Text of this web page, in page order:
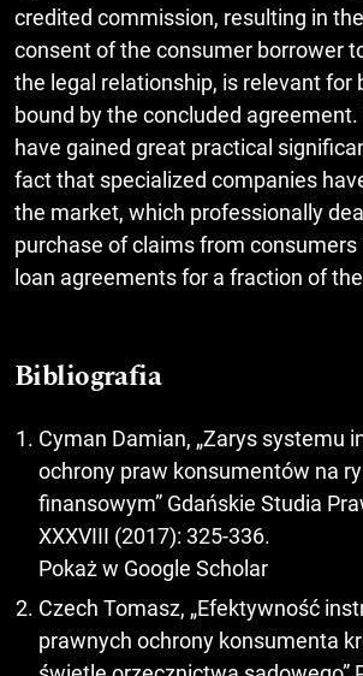
credited commission, resulting in
consent of the consumer borrower
the legal relationship, is relevant for
bound by the concluded
have gained great practical
fact that specialized companies
the market, which professionally
purchase of claims from
loan agreements for a fraction of
Bibliografia
Cyman Damian, „Zarys systemu
ochrony praw konsumentów na
finansowym” Gdańskie Studia
XXXVIII (2017): 325-336.
Pokaż w Google Scholar
Czech Tomasz, „Efektywność
prawnych ochrony konsumenta